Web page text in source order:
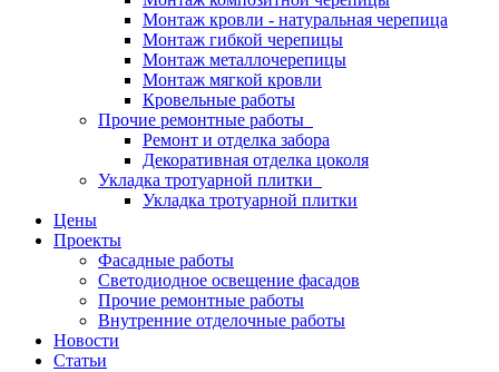
Монтаж кровли - натуральная черепица
Монтаж гибкой черепицы
Монтаж металлочерепицы
Монтаж мягкой кровли
Кровельные работы
Прочие ремонтные работы
Ремонт и отделка забора
Декоративная отделка цоколя
Укладка тротуарной плитки
Укладка тротуарной плитки
Цены
Проекты
Фасадные работы
Светодиодное освещение фасадов
Прочие ремонтные работы
Внутренние отделочные работы
Новости
Статьи